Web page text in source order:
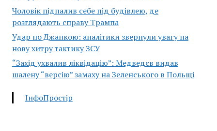
Чоловік підпалив себе під будівлею, де
розглядають справу Трампа
Удар по Джанкою: аналітики звернули увагу на
нову хитру тактику ЗСУ
“Захід ухвалив ліквідацію”: Медведєв видав
шалену “версію” замаху на Зеленського в Польщі
ІнфоПростір